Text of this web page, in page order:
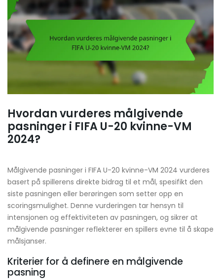
Hvordan vurderes målgivende
pasninger i FIFA U-20 kvinne-VM
2024?
Målgivende pasninger i FIFA U-20 kvinne-VM 2024 vurderes
basert på spillerens direkte bidrag til et mål, spesifikt den
siste pasningen eller berøringen som setter opp en
scoringsmulighet. Denne vurderingen tar hensyn til
intensjonen og effektiviteten av pasningen, og sikrer at
målgivende pasninger reflekterer en spillers evne til å skape
målsjanser.
Kriterier for å definere en målgivende
pasning